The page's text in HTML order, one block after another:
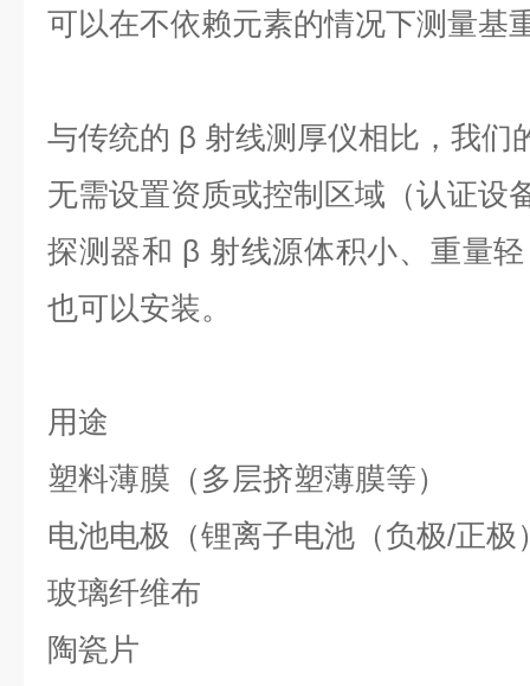
可以在不依赖元素的情况下测量基
与传统的 β 射线测厚仪相比，我们
无需设置资质或控制区域（认证设
探测器和 β 射线源体积小、重量
也可以安装。
用途
塑料薄膜（多层挤塑薄膜等）
电池电极（锂离子电池（负极/正极
玻璃纤维布
陶瓷片